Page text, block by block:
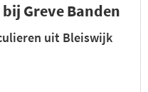
Greve Banden
uit Bleiswijk